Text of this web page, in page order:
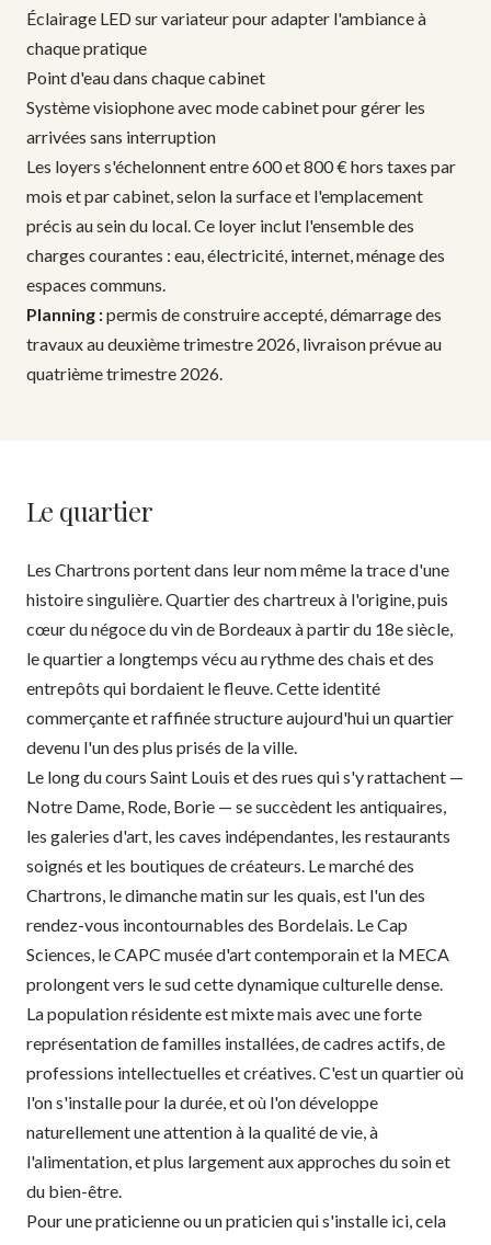
Éclairage LED sur variateur pour adapter l'ambiance à
chaque pratique
Point d'eau dans chaque cabinet
Système visiophone avec mode cabinet pour gérer les
arrivées sans interruption
Les loyers s'échelonnent entre 600 et 800 € hors taxes par
mois et par cabinet, selon la surface et l'emplacement
précis au sein du local. Ce loyer inclut l'ensemble des
charges courantes : eau, électricité, internet, ménage des
espaces communs.
Planning :permis de construire accepté, démarrage des
travaux au deuxième trimestre 2026, livraison prévue au
quatrième trimestre 2026.
Le quartier
Les Chartrons portent dans leur nom même la trace d'une
histoire singulière. Quartier des chartreux à l'origine, puis
cœur du négoce du vin de Bordeaux à partir du 18e siècle,
le quartier a longtemps vécu au rythme des chais et des
entrepôts qui bordaient le fleuve. Cette identité
commerçante et raffinée structure aujourd'hui un quartier
devenu l'un des plus prisés de la ville.
Le long du cours Saint Louis et des rues qui s'y rattachent —
Notre Dame, Rode, Borie — se succèdent les antiquaires,
les galeries d'art, les caves indépendantes, les restaurants
soignés et les boutiques de créateurs. Le marché des
Chartrons, le dimanche matin sur les quais, est l'un des
rendez-vous incontournables des Bordelais. Le Cap
Sciences, le CAPC musée d'art contemporain et la MECA
prolongent vers le sud cette dynamique culturelle dense.
La population résidente est mixte mais avec une forte
représentation de familles installées, de cadres actifs, de
professions intellectuelles et créatives. C'est un quartier où
l'on s'installe pour la durée, et où l'on développe
naturellement une attention à la qualité de vie, à
l'alimentation, et plus largement aux approches du soin et
du bien-être.
Pour une praticienne ou un praticien qui s'installe ici, cela